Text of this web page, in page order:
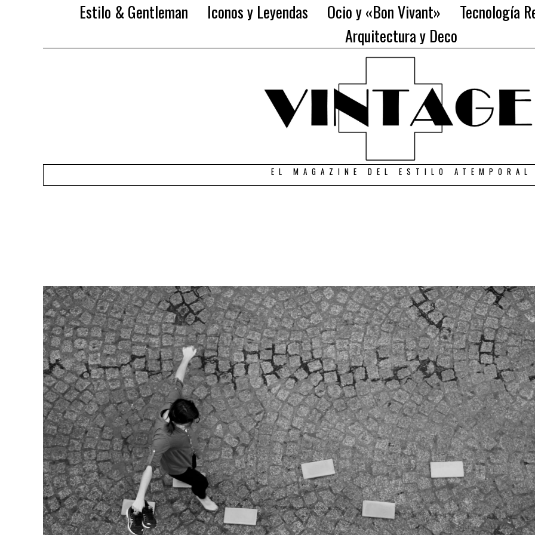
Estilo & Gentleman Iconos y Leyendas Ocio y «Bon Vivant»
Tecnología
Arquitectura y Deco
EL MAGAZINE DEL ESTILO ATEMPORAL